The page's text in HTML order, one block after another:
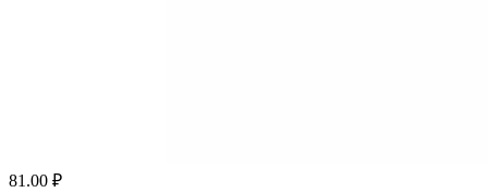
81.00 ₽